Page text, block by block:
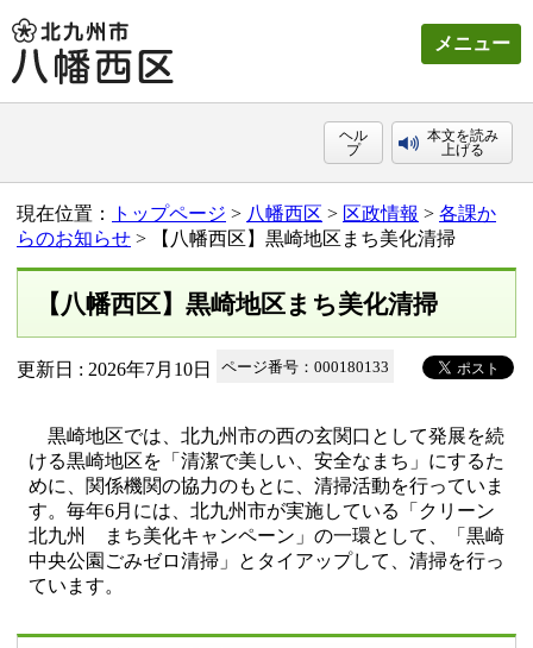
メニュー
ヘル
プ
本文を読み
上げる
現在位置： トップページ > 八幡西区 > 区政情報 > 各課か
らのお知らせ > 【八幡西区】黒崎地区まち美化清掃
【八幡西区】黒崎地区まち美化清掃
更新日 : 2026年7月10日 ページ番号：000180133
黒崎地区では、北九州市の西の玄関口として発展を続
ける黒崎地区を「清潔で美しい、安全なまち」にするた
めに、関係機関の協力のもとに、清掃活動を行っていま
す。毎年6月には、北九州市が実施している「クリーン
北九州 まち美化キャンペーン」の一環として、「黒崎
中央公園ごみゼロ清掃」とタイアップして、清掃を行っ
ています。